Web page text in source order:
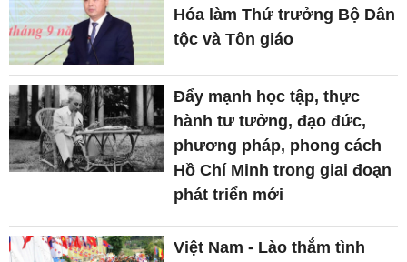
Hóa làm Thứ trưởng Bộ Dân
tộc và Tôn giáo
Đẩy mạnh học tập, thực
hành tư tưởng, đạo đức,
phương pháp, phong cách
Hồ Chí Minh trong giai đoạn
phát triển mới
Việt Nam - Lào thắm tình